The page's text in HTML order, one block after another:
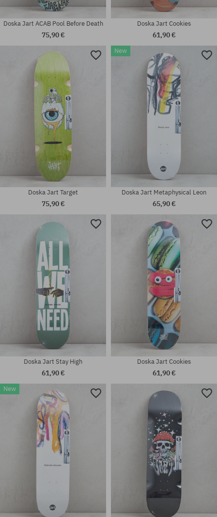
Dostupné veľkosti:
Dostupné veľkosti:
Dostupné veľkosti:
Doska Jart ACAB Pool Before Death
75,90 €
Dostupné veľkosti:
Doska Jart Cookies
61,90 €
Dostupné veľkosti:
Doska Jart Target
75,90 €
New
Dostupné veľkosti:
Doska Jart Metaphysical Leon
65,90 €
Doska Jart Stay High
61,90 €
Doska Jart Cookies
61,90 €
New